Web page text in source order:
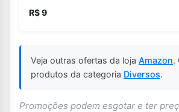
R$ 9
Veja outras ofertas da loja Amazon.
produtos da categoria Diversos.
Promoções podem esgotar e ter